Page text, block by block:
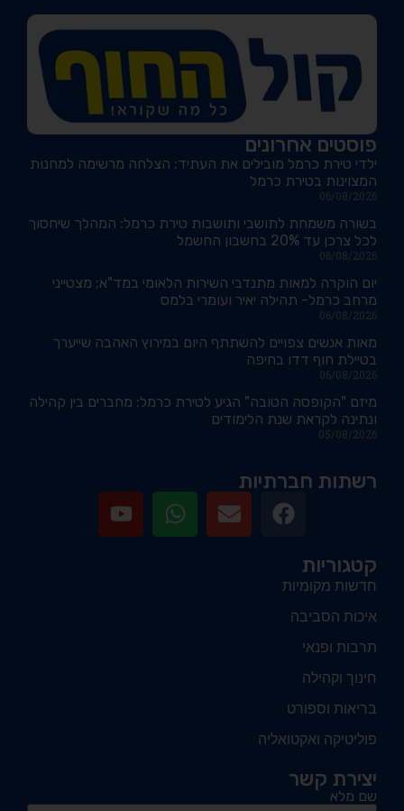
פוסטים אחרונים
ילדי טירת כרמל מובילים את העתיד: הצלחה מרשימה למחנות
המצוינות בטירת כרמל
06/08/2026
בשורה משמחת לתושבי ותושבות טירת כרמל: המהלך שיחסוך
לכל צרכן עד 20% בחשבון החשמל
06/08/2026
יום הוקרה למאות מתנדבי השירות הלאומי במד"א; מצטייני
מרחב כרמל- תהילה יאיר ועומרי בלמס
06/08/2026
מאות אנשים צפויים להשתתף היום במירוץ האהבה שייערך
בטיילת חוף דדו בחיפה
06/08/2026
מיזם "הקופסה הטובה" הגיע לטירת כרמל: מחברים בין קהילה
ונתינה לקראת שנת הלימודים
05/08/2026
רשתות חברתיות
קטגוריות
חדשות מקומיות
איכות הסביבה
תרבות ופנאי
חינוך וקהילה
בריאות וספורט
פוליטיקה ואקטואליה
יצירת קשר
שם מלא